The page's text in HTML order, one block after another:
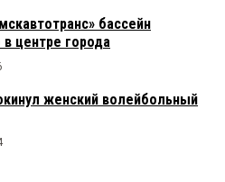
бассейн
центре города
женский волейбольный